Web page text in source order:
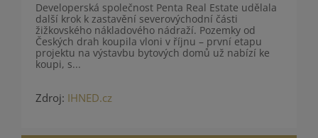
Developerská společnost Penta Real Estate udělala
další krok k zastavění severovýchodní části
žižkovského nákladového nádraží. Pozemky od
Českých drah koupila vloni v říjnu – první etapu
projektu na výstavbu bytových domů už nabízí ke
koupi, s...
Zdroj: IHNED.cz